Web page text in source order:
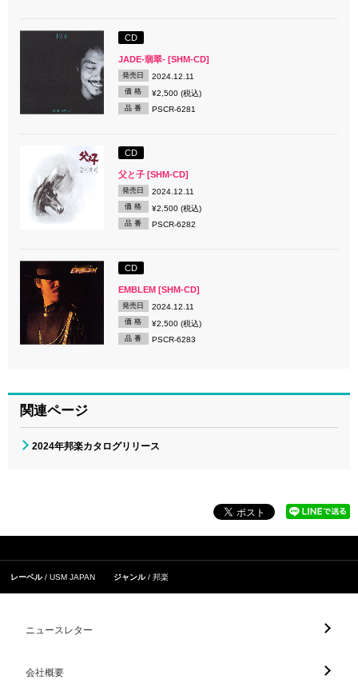
CD
JADE-翡翠- [SHM-CD]
発売日 2024.12.11
価 格 ¥2,500 (税込)
品 番 PSCR-6281
CD
父と子 [SHM-CD]
発売日 2024.12.11
価 格 ¥2,500 (税込)
品 番 PSCR-6282
CD
EMBLEM [SHM-CD]
発売日 2024.12.11
価 格 ¥2,500 (税込)
品 番 PSCR-6283
関連ページ
2024年邦楽カタログリリース
レーベル USM JAPAN ジャンル 邦楽
ニュースレター
会社概要